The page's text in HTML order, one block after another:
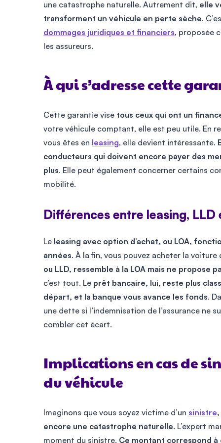
une catastrophe naturelle. Autrement dit, elle
transforment un véhicule en perte sèche.
dommages juridiques et financiers, proposée
les assureurs.
À qui s’adresse cette
Cette garantie vise tous ceux qui ont un
votre véhicule comptant, elle est peu utile. En
vous êtes en leasing, elle devient intéressante.
conducteurs qui doivent encore payer des
plus. Elle peut également concerner certains
mobilité.
Différences entre leasing,
Le leasing avec option d’achat, ou LOA,
années. À la fin, vous pouvez acheter la
ou LLD, ressemble à la LOA mais ne propose
c’est tout. Le prêt bancaire, lui, reste plus
départ, et la banque vous avance les fonds.
une dette si l’indemnisation de l’assurance ne
combler cet écart.
Implications en cas de
du véhicule
Imaginons que vous soyez victime d’un sinistre
encore une catastrophe naturelle. L’expert
moment du sinistre. Ce montant correspond à